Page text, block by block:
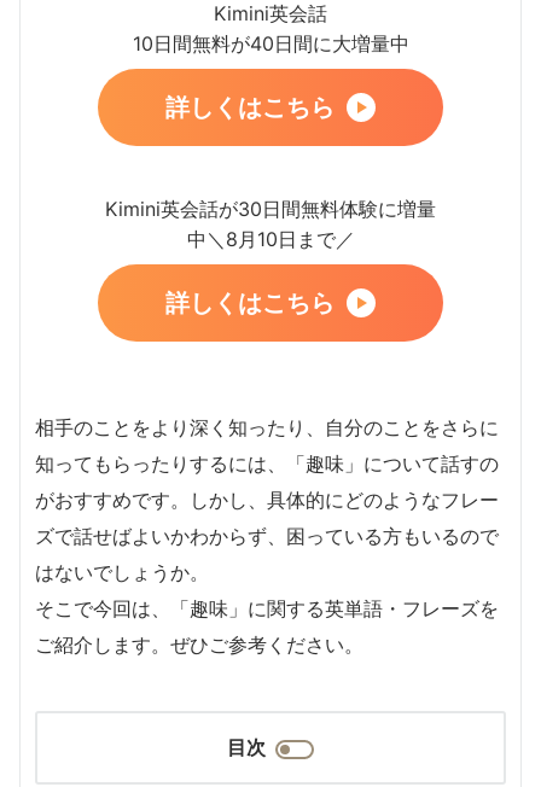
Kimini英会話
10日間無料が40日間に大増量中
詳しくはこちら
Kimini英会話が30日間無料体験に増量
中＼8月10日まで／
詳しくはこちら
相手のことをより深く知ったり、自分のことをさらに
知ってもらったりするには、「趣味」について話すの
がおすすめです。しかし、具体的にどのようなフレー
ズで話せばよいかわからず、困っている方もいるので
はないでしょうか。
そこで今回は、「趣味」に関する英単語・フレーズを
ご紹介します。ぜひご参考ください。
目次